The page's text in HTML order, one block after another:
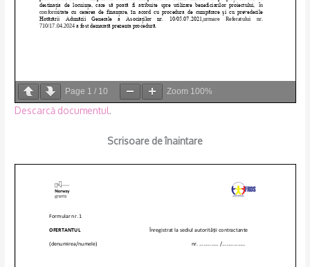
Page 1 / 10 Zoom 100%
Descarcă documentul.
Scrisoare de înaintare